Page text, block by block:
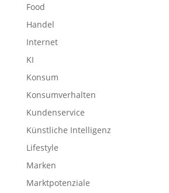
Food
Handel
Internet
KI
Konsum
Konsumverhalten
Kundenservice
Künstliche Intelligenz
Lifestyle
Marken
Marktpotenziale